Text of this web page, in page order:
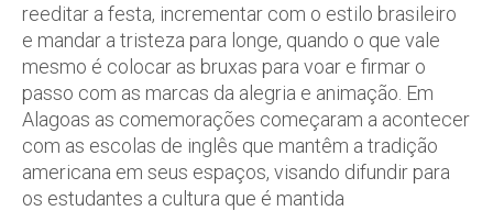
reeditar a festa, incrementar com o estilo brasileiro
e mandar a tristeza para longe, quando o que vale
mesmo é colocar as bruxas para voar e firmar o
passo com as marcas da alegria e animação. Em
Alagoas as comemorações começaram a acontecer
com as escolas de inglês que mantêm a tradição
americana em seus espaços, visando difundir para
os estudantes a cultura que é mantida